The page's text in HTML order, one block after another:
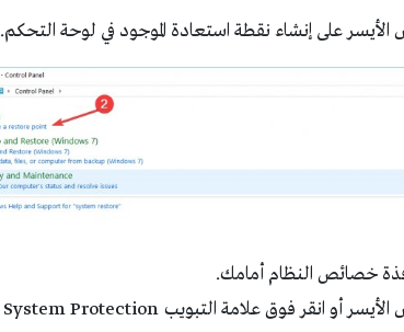
الأيسر على إنشاء نقطة استعادة الموجود في لوحة التحكم.
خصائص النظام أمامك.